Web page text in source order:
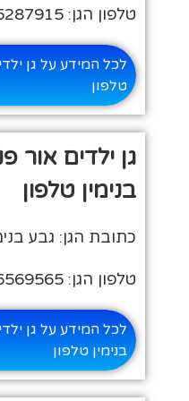
טלפון הגן: 03-5287915
לכל המידע על גן
טלפון
בנימין טלפון
כתובת הגן: גבע
טלפון הגן: 02-6569565
בנימין טלפון